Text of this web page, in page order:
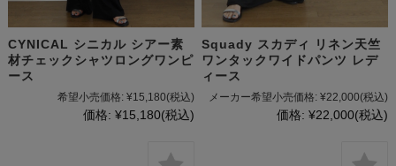
CYNICAL シニカル シアー素
材チェックシャツロングワンピ
ース
希望小売価格: ¥15,180(税込)
価格: ¥15,180(税込)
Squady スカディ リネン天竺
ワンタックワイドパンツ レデ
ィース
メーカー希望小売価格: ¥22,000(税込)
価格: ¥22,000(税込)